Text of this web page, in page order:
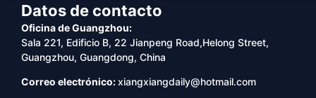
Datos de contacto
Oficina de Guangzhou:
Sala 221, Edificio B, 22 Jianpeng Road,Helong Street,
Guangzhou, Guangdong, China
Correo electrónico:xiangxiangdaily@hotmail.com